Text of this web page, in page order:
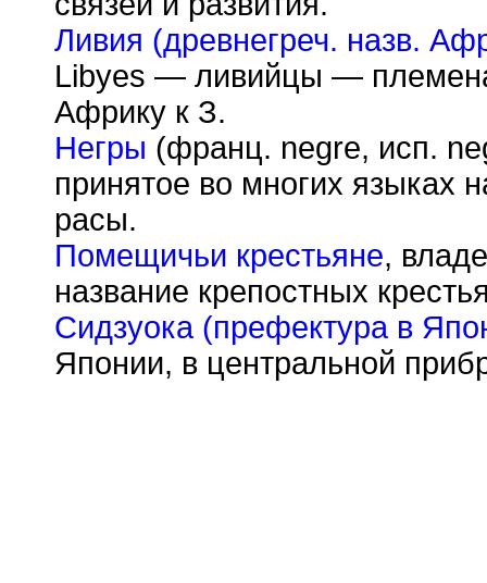
Ливия (древнегреч. назв.
Libyes — ливийцы —
Африку к З.
Негры (франц. negre, исп.
принятое во многих языках
расы.
Помещичьи крестьяне,
название крепостных
Сидзуока (префектура в
Японии, в центральной